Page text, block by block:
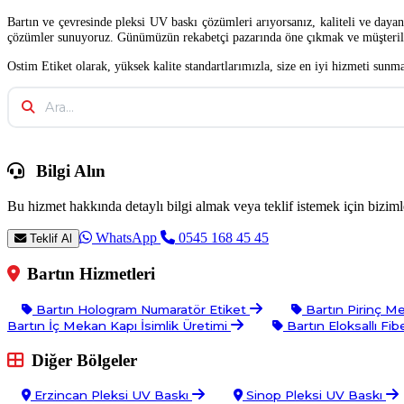
Bartın ve çevresinde pleksi UV baskı çözümleri arıyorsanız, kaliteli ve
çözümler sunuyoruz. Günümüzün rekabetçi pazarında öne çıkmak ve
Ostim Etiket olarak, yüksek kalite standartlarımızla, size en iyi hizmeti
Bilgi Alın
Bu hizmet hakkında detaylı bilgi almak veya teklif istemek için
Teklif Al WhatsApp 0545 168 45 45
Bartın Hizmetleri
Bartın Hologram Numaratör Etiket
Bartın Pirinç
Bartın İç Mekan Kapı İsimlik Üretimi
Bartın Eloksallı
Diğer Bölgeler
Erzincan Pleksi UV Baskı Sinop Pleksi UV Baskı